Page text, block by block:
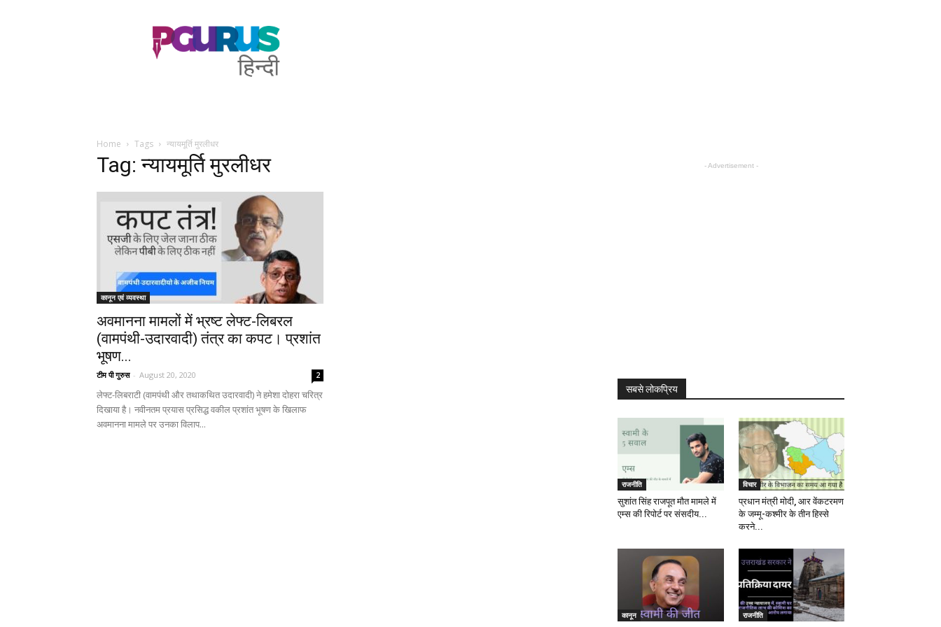
PGurus
Hindi
Home Tags न्यायमूर्ति मुरलीधर
Tag: न्यायमूर्ति मुरलीधर
कानून एवं व्यवस्था
अवमानना मामलों में भ्रष्ट लेफ्ट-लिबरल
(वामपंथी-उदारवादी) तंत्र का कपट। प्रशांत
भूषण...
टीम पी गुरुस - August 20, 2020 2
लेफ्ट-लिबराटी (वामपंथी और तथाकथित उदारवादी) ने हमेशा दोहरा चरित्र
दिखाया है। नवीनतम प्रयास प्रसिद्ध वकील प्रशांत भूषण के खिलाफ
अवमानना मामले पर उनका विलाप...
- Advertisement -
सबसे लोकप्रिय
राजनीति
सुशांत सिंह राजपूत मौत मामले में
एम्स की रिपोर्ट पर संसदीय...
विचार
प्रधान मंत्री मोदी, आर वेंकटरमण
के जम्मू-कश्मीर के तीन हिस्से
करने...
कानून राजनीति